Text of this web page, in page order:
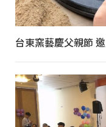
台東窯藝慶父親節